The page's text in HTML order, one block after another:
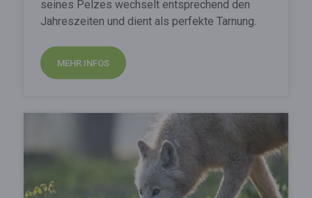
seines Pelzes wechselt entsprechend den
Jahreszeiten und dient als perfekte Tarnung.
MEHR INFOS